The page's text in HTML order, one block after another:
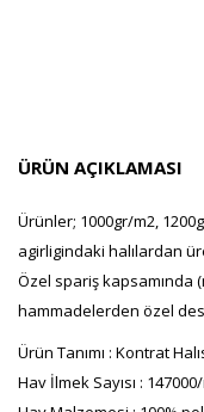
ÜRÜN AÇIKLAMASI
Ürünler; 1000gr/m2,
agirligindaki halılardan
Özel spariş kapsamında
hammadelerden özel
Ürün Tanımı : Kontrat
Hav İlmek Sayısı :